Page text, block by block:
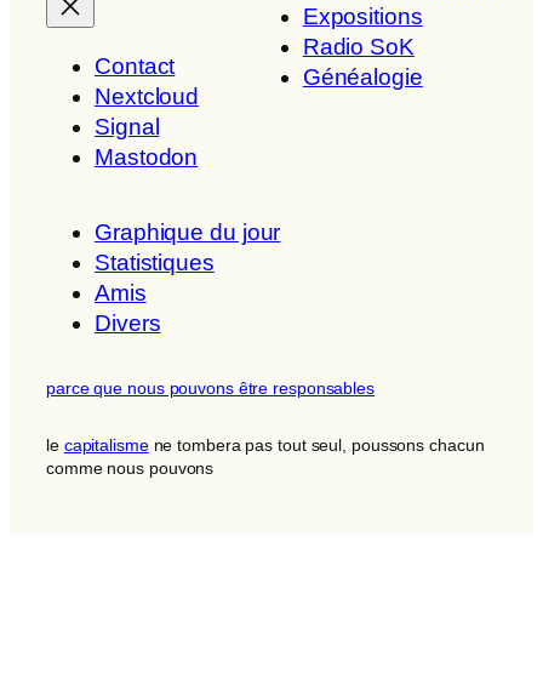
Contact
Nextcloud
Signal
Mastodon
Expositions
Radio SoK
Généalogie
Graphique du jour
Statistiques
Amis
Divers
parce que nous pouvons être responsables
le capitalismene tombera pas tout seul, poussons chacun
comme nous pouvons